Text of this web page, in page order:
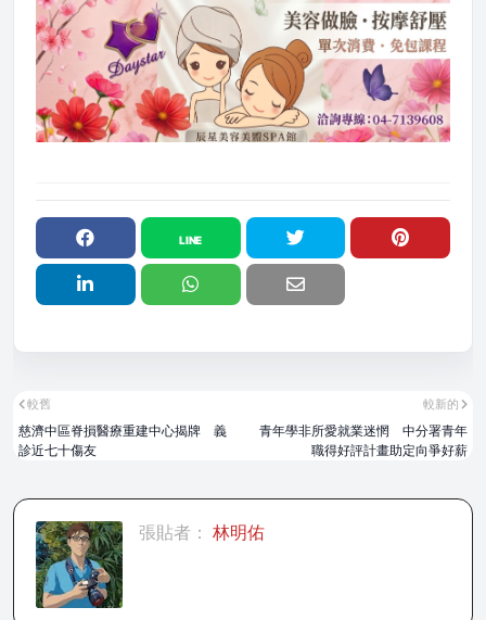
較新的
青年學非所愛就業迷惘 中分署青年
職得好評計畫助定向爭好薪
較舊
慈濟中區脊損醫療重建中心揭牌 義
診近七十傷友
張貼者： 林明佑